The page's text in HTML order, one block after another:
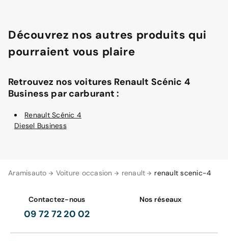
Aramisauto Voiture occasion renault renault scenic-4
Découvrez nos autres produits qui
pourraient vous plaire
Retrouvez nos voitures Renault Scénic 4
Business par carburant :
Renault Scénic 4
Diesel Business
Contactez-nous
09 72 72 20 02
Nos réseaux